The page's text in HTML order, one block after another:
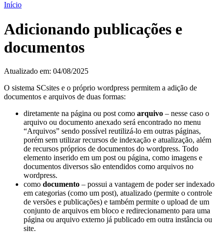
Início
Adicionando publicações e
documentos
Atualizado em: 04/08/2025
O sistema SCsites e o próprio wordpress permitem a adição de
documentos e arquivos de duas formas:
diretamente na página ou post como arquivo – nesse caso o
arquivo ou documento anexado será encontrado no menu
“Arquivos” sendo possível reutilizá-lo em outras páginas,
porém sem utilizar recursos de indexação e atualização, além
de recursos próprios de documentos do wordpress. Todo
elemento inserido em um post ou página, como imagens e
documentos diversos são entendidos como arquivos no
wordpress.
como documento – possui a vantagem de poder ser indexado
em categorias (como um post), atualizado (permite o controle
de versões e publicações) e também permite o upload de um
conjunto de arquivos em bloco e redirecionamento para uma
página ou arquivo externo já publicado em outra instância ou
site.